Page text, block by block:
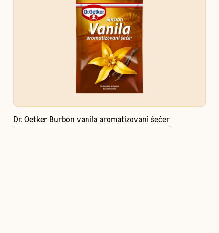
Dr. Oetker Burbon vanila aromatizovani šećer